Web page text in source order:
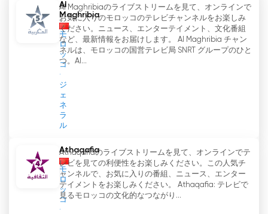
を紹介する文化番組まで、Tele Marocは手を抜か
ない。モロッコ社会のあらゆる層を取り上げること
で、このチャンネルは適切かつ包括的な存在であり
続けている。
海外に住むモロッコ人コミュニティのために、
を割いている。この姿勢は、世界のさまざまな地域
に住むモロッコ人同士の橋渡しに役立つだけでな
る。Tele Marocはその番組を通じて、モロッコの
文化、伝統、時事問題を垣間見ることができ、ディ
アスポラ（ディアスポラの人々）が常につながりを
保ち、情報を得ることができるようにしている。
Al
Maghribia
モ
ロ
ッ
コ
ジ
ェ
ネ
ラ
ル
Al Maghribiaのライブストリームを見て、オンラインで
お気に入りのモロッコのテレビチャンネルをお楽しみ
ください。ニュース、エンターテイメント、文化番組
など、最新情報をお届けします。 Al Maghribia チャン
ネルは、モロッコの国営テレビ局 SNRT グループのひと
つ。Al...
Athaqafia
モ
ロ
ッ
コ
Athaqafiaのライブストリームを見て、オンラインでテ
レビを見ての利便性をお楽しみください。この人気チ
ャンネルで、お気に入りの番組、ニュース、エンター
テイメントをお楽しみください。 Athaqafia: テレビで
見るモロッコの文化的なつながり...